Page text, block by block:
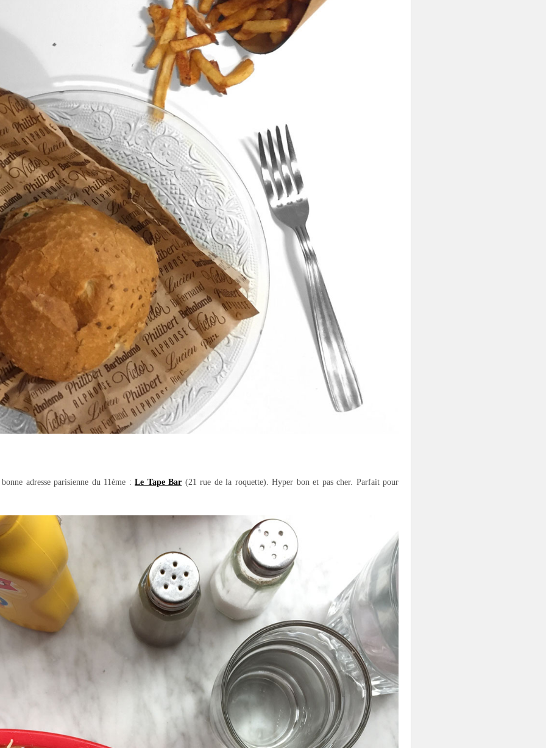
adresse parisienne du 11ème :Le Tape Bar (21 rue de la roquette). Hyper bon et pas cher. Parfait pour